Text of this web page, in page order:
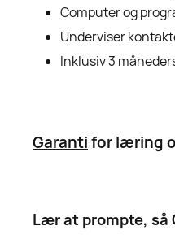
Computer og
Underviser
Inklusiv 3
Garantifor læring
Lær at prompte, så